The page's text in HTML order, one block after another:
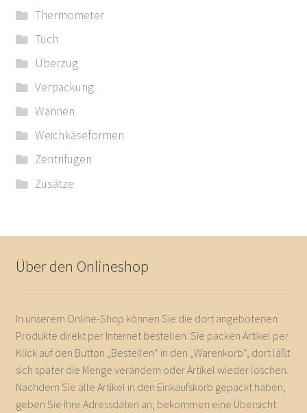
Thermometer
Tuch
Überzug
Verpackung
Wannen
Weichkäseformen
Zentrifugen
Zusätze
Über den Onlineshop
In unserem Online-Shop können Sie die dort angebotenen
Produkte direkt per Internet bestellen. Sie packen Artikel per
Klick auf den Button „Bestellen“ in den „Warenkorb“, dort läßt
sich später die Menge verändern oder Artikel wieder löschen.
Nachdem Sie alle Artikel in den Einkaufskorb gepackt haben,
geben Sie Ihre Adressdaten an, bekommen eine Übersicht